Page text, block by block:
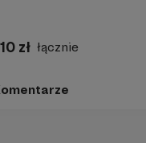
zł łącznie